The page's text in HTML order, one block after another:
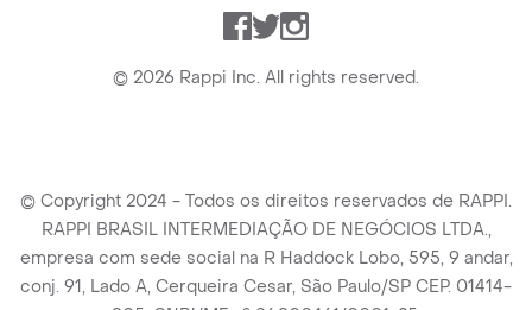
Facebook
TwitterInstagram
© 2026 Rappi Inc. All rights reserved.
© Copyright 2024 - Todos os direitos reservados de RAPPI.
RAPPI BRASIL INTERMEDIAÇÃO DE NEGÓCIOS LTDA.,
empresa com sede social na R Haddock Lobo, 595, 9 andar,
conj. 91, Lado A, Cerqueira Cesar, São Paulo/SP CEP. 01414-